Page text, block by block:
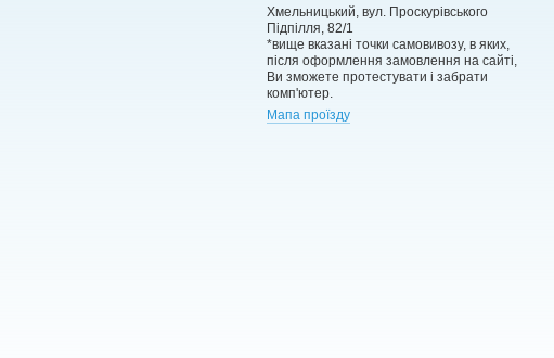
Хмельницький, вул. Проскурівського
Підпілля, 82/1
*вище вказані точки самовивозу, в яких,
після оформлення замовлення на сайті,
Ви зможете протестувати і забрати
комп'ютер.
Мапа проїзду